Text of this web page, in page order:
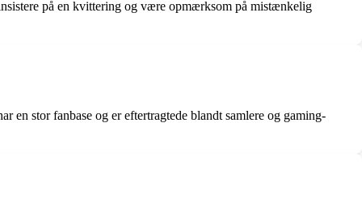
på en kvittering og være opmærksom på mistænkelig
stor fanbase og er eftertragtede blandt samlere og gaming-